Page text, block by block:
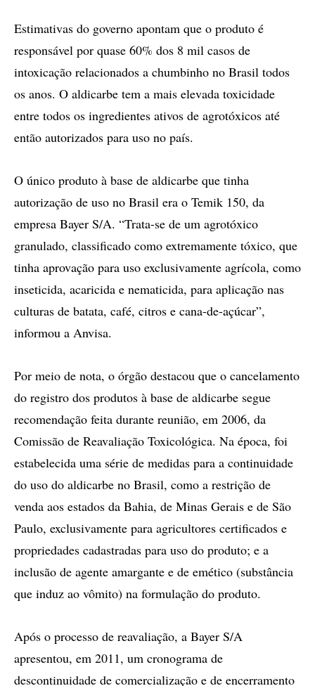
Estimativas do governo apontam que o produto é
responsável por quase 60% dos 8 mil casos de
intoxicação relacionados a chumbinho no Brasil todos
os anos. O aldicarbe tem a mais elevada toxicidade
entre todos os ingredientes ativos de agrotóxicos até
então autorizados para uso no país.
O único produto à base de aldicarbe que tinha
autorização de uso no Brasil era o Temik 150, da
empresa Bayer S/A. “Trata-se de um agrotóxico
granulado, classificado como extremamente tóxico, que
tinha aprovação para uso exclusivamente agrícola, como
inseticida, acaricida e nematicida, para aplicação nas
culturas de batata, café, citros e cana-de-açúcar”,
informou a Anvisa.
Por meio de nota, o órgão destacou que o cancelamento
do registro dos produtos à base de aldicarbe segue
recomendação feita durante reunião, em 2006, da
Comissão de Reavaliação Toxicológica. Na época, foi
estabelecida uma série de medidas para a continuidade
do uso do aldicarbe no Brasil, como a restrição de
venda aos estados da Bahia, de Minas Gerais e de São
Paulo, exclusivamente para agricultores certificados e
propriedades cadastradas para uso do produto; e a
inclusão de agente amargante e de emético (substância
que induz ao vômito) na formulação do produto.
Após o processo de reavaliação, a Bayer S/A
apresentou, em 2011, um cronograma de
descontinuidade de comercialização e de encerramento